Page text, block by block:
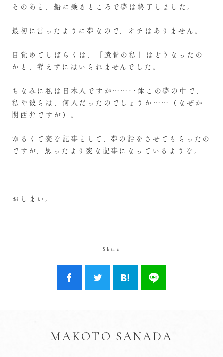
そのあと、船に乗るところで夢は終了しました。
最初に言ったように夢なので、オチはありません。
目覚めてしばらくは、「遺骨の私」はどうなったの
かと、考えずにはいられませんでした。
ちなみに私は日本人ですが……一体この夢の中で、
私や彼らは、何人だったのでしょうか……（なぜか
関西弁ですが）。
ゆるくて変な記事として、夢の話をさせてもらったの
ですが、思ったより変な記事になっているような。
おしまい。
Share
MAKOTO SANADA